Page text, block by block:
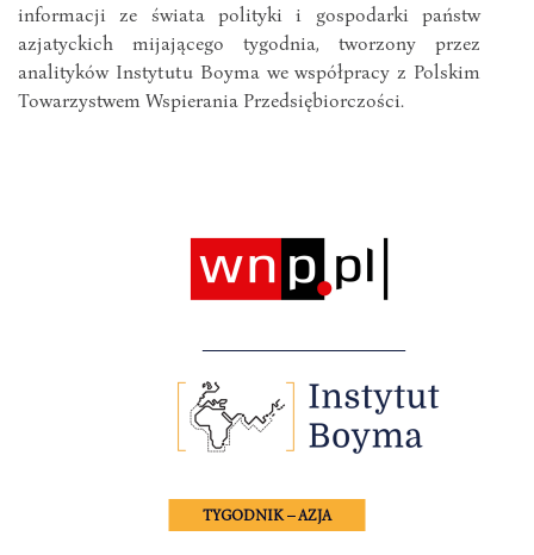
informacji ze świata polityki i gospodarki państw
azjatyckich mijającego tygodnia, tworzony przez
analityków Instytutu Boyma we współpracy z Polskim
Towarzystwem Wspierania Przedsiębiorczości.
TYGODNIK – AZJA